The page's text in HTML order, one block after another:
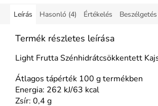
Leírás Hasonló (4) Értékelés Beszélgetés
Termék részletes leírása
Light Frutta Szénhidrátcsökkentett
Átlagos tápérték 100 g termékben
Energia: 262 kJ/63 kcal
Zsír: 0,4 g